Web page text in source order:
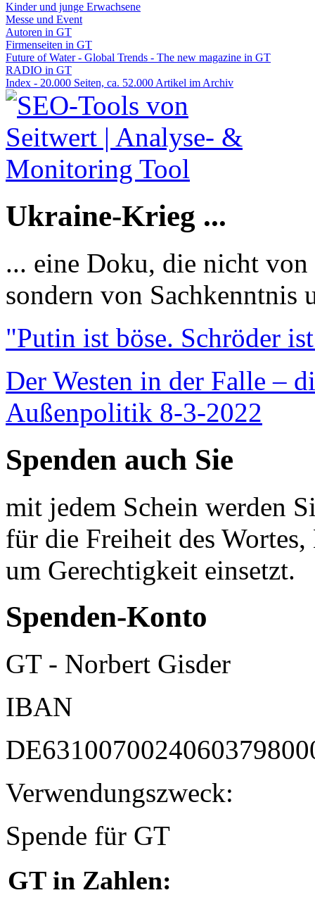
Kinder und junge Erwachsene
Messe und Event
Autoren in GT
Firmenseiten in GT
Future of Water - Global Trends - The new magazine in GT
RADIO in GT
Index - 20.000 Seiten, ca. 52.000 Artikel im Archiv
Ukraine-Krieg ...
... eine Doku, die nicht
sondern von Sachkenntnis
"Putin ist böse. Schröder
Der Westen in der Falle –
Außenpolitik 8-3-2022
Spenden auch Sie
mit jedem Schein werden
für die Freiheit des
um Gerechtigkeit einsetzt.
Spenden-Konto
GT - Norbert Gisder
IBAN
Verwendungszweck:
Spende für GT
GT in Zahlen: